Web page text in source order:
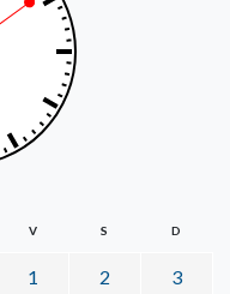
V S D
1 2 3